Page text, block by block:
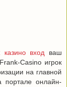
казино вход ваш
Casino игрок
на главной
портале онлайн-